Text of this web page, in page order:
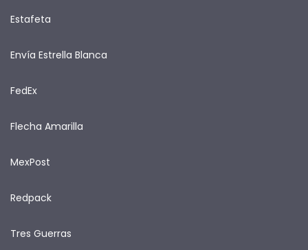
Estafeta
Envía Estrella Blanca
FedEx
Flecha Amarilla
MexPost
Redpack
Tres Guerras